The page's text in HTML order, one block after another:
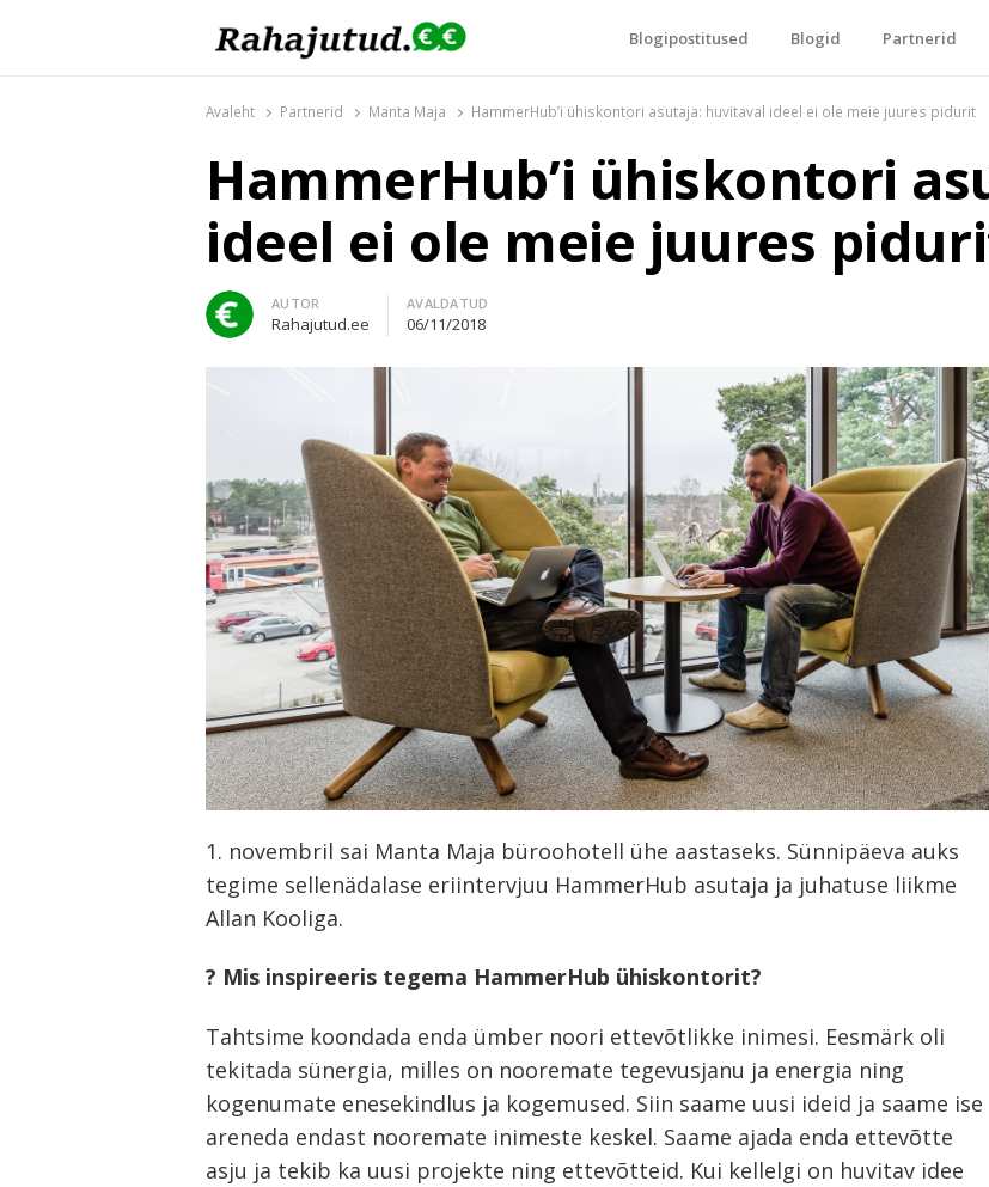
Blogipostitused Blogid Partnerid
Avaleht Partnerid Manta Maja HammerHub’i ühiskontori asutaja: huvitaval ideel ei ole meie juures pidurit
HammerHub’i ühiskontori
ideel ei ole meie juures
Author
AUTOR
Rahajutud.ee
AVALDATUD
06/11/2018
1. novembril sai Manta Maja büroohotell ühe aastaseks. Sünnipäeva auks
tegime sellenädalase eriintervjuu HammerHub asutaja ja juhatuse liikme
Allan Kooliga.
? Mis inspireeris tegema HammerHub ühiskontorit?
Tahtsime koondada enda ümber noori ettevõtlikke inimesi. Eesmärk oli
tekitada sünergia, milles on nooremate tegevusjanu ja energia ning
kogenumate enesekindlus ja kogemused. Siin saame uusi ideid ja saame ise
areneda endast nooremate inimeste keskel. Saame ajada enda ettevõtte
asju ja tekib ka uusi projekte ning ettevõtteid. Kui kellelgi on huvitav idee